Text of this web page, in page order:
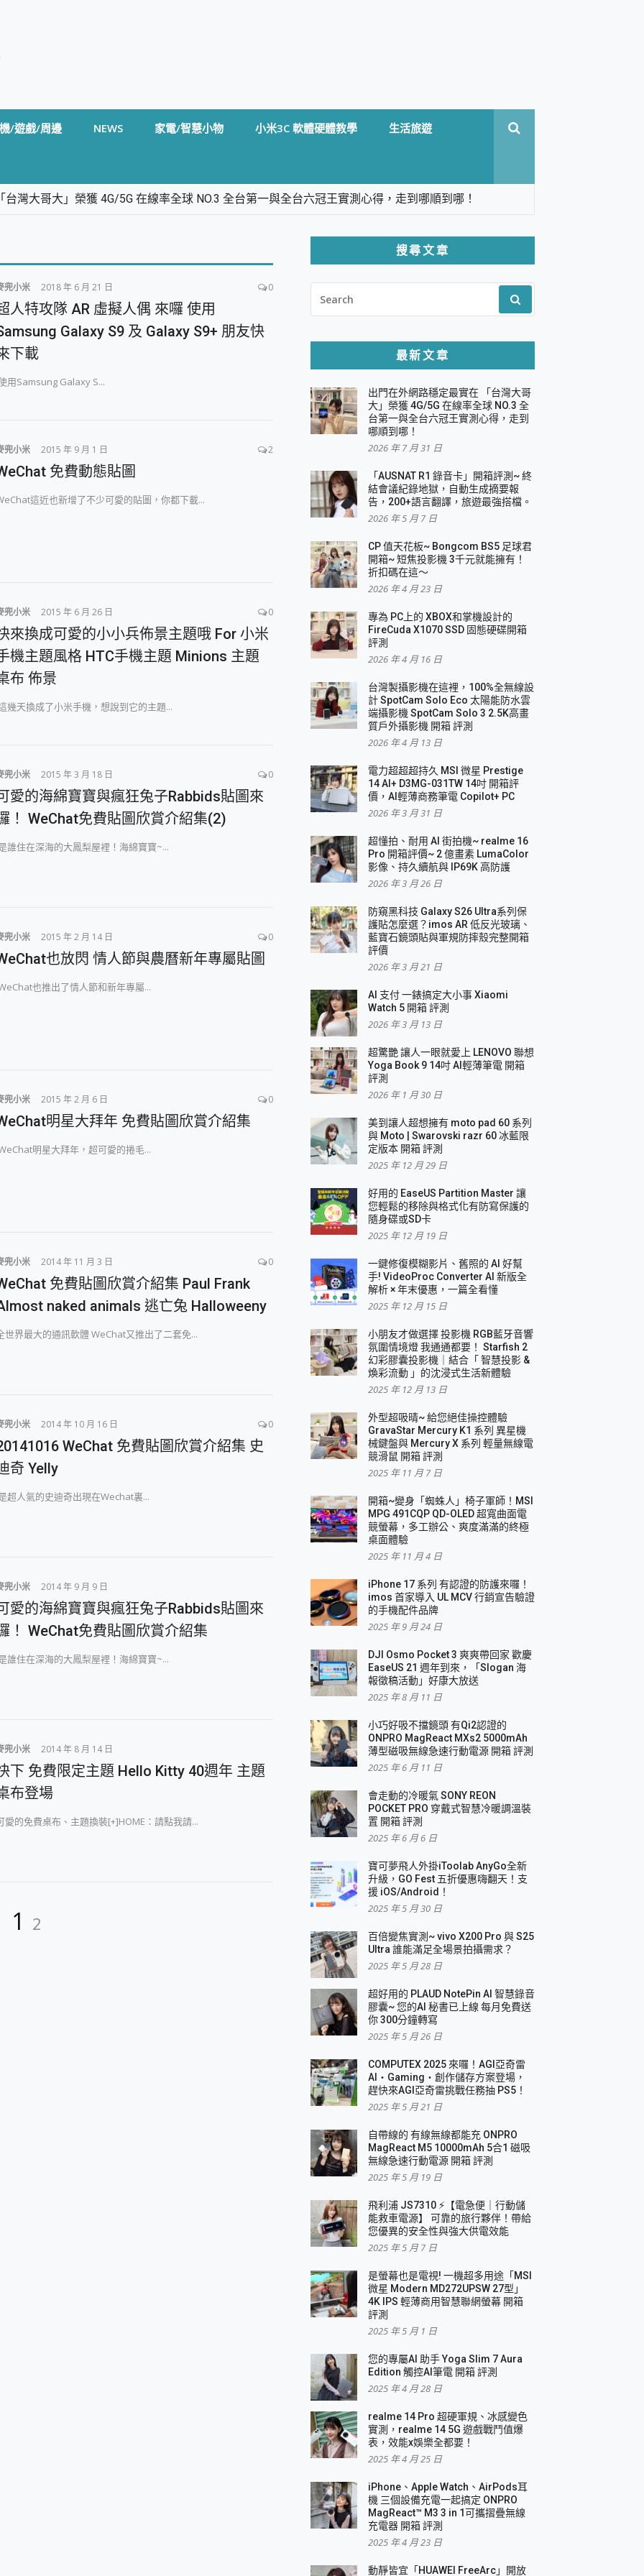
/遊戲/周邊 NEWS 家電/智慧小物 小米3C 軟體硬體教學 生活旅遊
灣大哥大」榮獲 4G/5G 在線率全球 NO.3 全台第一與全台六冠王實測心得，走到哪順到哪！
全無線設計 SpotCam Solo Eco 太陽能防水雲端攝影機 SpotCam Solo 3 2.5K高畫質戶外攝影機 開箱 評
14 AI+ D3MG-031TW 14吋 開箱評價，AI輕薄商務筆電 Copilot+ PC
16 Pro 開箱評價~ 2 億畫素 LumaColor 影像、持久續航與 IP69K 高防護
系列保護貼怎麼選？imos AR 低反光玻璃、藍寶石鏡頭貼與軍規防摔殼完整開箱評價
Watch 5 開箱 評測
聯想 Yoga Book 9 14吋 AI輕薄筆電 開箱 評測
60 系列 與 Moto | Swarovski razr 60 冰藍限定版本 開箱 評測
讓您輕鬆的移除與格式化有防寫保護的隨身碟或SD卡
好幫手! VideoProc Converter AI 新版全解析 × 年末優惠，一篇全看懂
藍牙音響 氛圍情境燈 我通通都要！ Starfish 2 幻彩膠囊投影機｜結合「 智慧投影 & 煥彩流動 」的沈浸
驗 GravaStar Mercury K1 系列 異星機械鍵盤與 Mercury X 系列 輕量無線電競滑鼠 開箱 評測
師！MSI MPG 491CQP QD-OLED 超寬曲面電競螢幕，多工辦公、爽度滿滿的終極桌面體驗
來囉！ imos 首家導入 UL MCV 行銷宣告驗證的手機配件品牌
家 歡慶 EaseUS 21 週年到來，「Slogan 海報徵稿活動」好康大放送
的 ONPRO MagReact MXs2 5000mAh薄型磁吸無線急速行動電源 開箱 評測
智慧錄音膠囊~ 您的AI 秘書已上線 每月免費送你 300分鐘轉寫
亞奇雷 AI・Gaming・創作儲存方案登場，趕快來AGI亞奇雷挑戰任務抽 PS5！
MagReact M5 10000mAh 5合1 磁吸無線急速行動電源 開箱 評測
行動儲能救車電源】 可靠的旅行夥伴！帶給您優異的安全性與強大供電效能
途「MSI微星 Modern MD272UPSW 27型」 4K IPS 輕薄商用智慧聯網螢幕 開箱 評測
Aura Edition 觸控AI筆電 開箱 評測
感變色實測，realme 14 5G 遊戲戰鬥值爆表，效能x娛樂全都要！
耳機 三個設備充電一起搞定 ONPRO MagReact™ M3 3 in 1可攜摺疊無線充電器 開箱 評測
」開放式耳掛耳機，無感配戴! 超穩超服貼，音質、通話也很優質
寬頻 SoundBox 劇院串流盒 開箱 評測
線上去聲器一鍵去除人聲 人聲 音樂分離 2024 消除人聲推薦
~~ iToolab AnyGo 魔物獵人 Now飛人 ios教學 不出門也可以到處走
一次充5個設備 充好充滿 CUKTECH 酷態科 300W 微型充電站 開箱 評測
這麼簡單 EaseUS Data Recovery Wizard Free 18.0.0 業界最好的資料救援軟體
深度的 Leica 影像旗艦手機! 加碼小旗艦 Xiaomi 14 開箱 評測
囉 完美保護 MSI Claw A1M-026TW 電競掌機
評測! 首搭蔡司光學鏡頭、攝影棚級柔光環、拍攝功能最好玩的美拍神機 vivo V30 Pro
超好用的隱磁支架 O-ONE MAG 最會吸的行動電源 開箱 評測
Limited Edition 限量版開賣，攜手味全龍進駐大巨蛋萬人盛典
兜小米 2018 年 6 月 21 日 0
人特攻隊 AR 虛擬人偶 來囉 使用
Galaxy S9 及 Galaxy S9+ 朋友快
下載
用Samsung Galaxy S...
兜小米 2015 年 9 月 1 日 2
免費動態貼圖
這近也新增了不少可愛的貼圖，你都下載...
兜小米 2015 年 6 月 26 日 0
來換成可愛的小小兵佈景主題哦 For 小米
機主題風格 HTC手機主題 Minions 主題
布 佈景
幾天換成了小米手機，想說到它的主題...
兜小米 2015 年 3 月 18 日 0
愛的海綿寶寶與瘋狂兔子Rabbids貼圖來
！ WeChat免費貼圖欣賞介紹集(2)
誰住在深海的大鳳梨屋裡！海綿寶寶~...
兜小米 2015 年 2 月 14 日 0
也放閃 情人節與農曆新年專屬貼圖
也推出了情人節和新年專屬...
兜小米 2015 年 2 月 6 日 0
明星大拜年 免費貼圖欣賞介紹集
明星大拜年，超可愛的捲毛...
兜小米 2014 年 11 月 3 日 0
免費貼圖欣賞介紹集 Paul Frank
naked animals 逃亡兔 Halloweeny
世界最大的通訊軟體 WeChat又推出了二套免...
兜小米 2014 年 10 月 16 日 0
WeChat 免費貼圖欣賞介紹集 史
奇 Yelly
超人氣的史迪奇出現在Wechat裏...
兜小米 2014 年 9 月 9 日
愛的海綿寶寶與瘋狂兔子Rabbids貼圖來
！ WeChat免費貼圖欣賞介紹集
誰住在深海的大鳳梨屋裡！海綿寶寶~...
兜小米 2014 年 8 月 14 日
下 免費限定主題 Hello Kitty 40週年 主題
布登場
愛的免費桌布、主題換裝[+]HOME：請點我請...
Page
1 Page
2
搜尋文章
FOR:
最新文章
出門在外網路穩定最實在 「台灣大哥
大」榮獲 4G/5G 在線率全球 NO.3 全
台第一與全台六冠王實測心得，走到
哪順到哪！
2026 年 7 月 31 日
「AUSNAT R1 錄音卡」開箱評測~ 終
結會議紀錄地獄，自動生成摘要報
告，200+語言翻譯，旅遊最強搭檔。
2026 年 5 月 7 日
CP 值天花板~ Bongcom BS5 足球君
開箱~ 短焦投影機 3千元就能擁有！
折扣碼在這～
2026 年 4 月 23 日
專為 PC上的 XBOX和掌機設計的
FireCuda X1070 SSD 固態硬碟開箱
評測
2026 年 4 月 16 日
台灣製攝影機在這裡，100%全無線設
計 SpotCam Solo Eco 太陽能防水雲
端攝影機 SpotCam Solo 3 2.5K高畫
質戶外攝影機 開箱 評測
2026 年 4 月 13 日
電力超超超持久 MSI 微星 Prestige
14 AI+ D3MG-031TW 14吋 開箱評
價，AI輕薄商務筆電 Copilot+ PC
2026 年 3 月 31 日
超懂拍、耐用 AI 街拍機~ realme 16
Pro 開箱評價~ 2 億畫素 LumaColor
影像、持久續航與 IP69K 高防護
2026 年 3 月 26 日
防窺黑科技 Galaxy S26 Ultra系列保
護貼怎麼選？imos AR 低反光玻璃、
藍寶石鏡頭貼與軍規防摔殼完整開箱
評價
2026 年 3 月 21 日
AI 支付 一錶搞定大小事 Xiaomi
Watch 5 開箱 評測
2026 年 3 月 13 日
超驚艷 讓人一眼就愛上 LENOVO 聯想
Yoga Book 9 14吋 AI輕薄筆電 開箱
評測
2026 年 1 月 30 日
美到讓人超想擁有 moto pad 60 系列
與 Moto | Swarovski razr 60 冰藍限
定版本 開箱 評測
2025 年 12 月 29 日
好用的 EaseUS Partition Master 讓
您輕鬆的移除與格式化有防寫保護的
隨身碟或SD卡
2025 年 12 月 19 日
一鍵修復模糊影片、舊照的 AI 好幫
手! VideoProc Converter AI 新版全
解析 × 年末優惠，一篇全看懂
2025 年 12 月 15 日
小朋友才做選擇 投影機 RGB藍牙音響
氛圍情境燈 我通通都要！ Starfish 2
幻彩膠囊投影機｜結合「 智慧投影 &
煥彩流動 」的沈浸式生活新體驗
2025 年 12 月 13 日
外型超吸晴~ 給您絕佳操控體驗
GravaStar Mercury K1 系列 異星機
械鍵盤與 Mercury X 系列 輕量無線電
競滑鼠 開箱 評測
2025 年 11 月 7 日
開箱~變身「蜘蛛人」椅子軍師！MSI
MPG 491CQP QD-OLED 超寬曲面電
競螢幕，多工辦公、爽度滿滿的終極
桌面體驗
2025 年 11 月 4 日
iPhone 17 系列 有認證的防護來囉！
imos 首家導入 UL MCV 行銷宣告驗證
的手機配件品牌
2025 年 9 月 24 日
DJI Osmo Pocket 3 爽爽帶回家 歡慶
EaseUS 21 週年到來，「Slogan 海
報徵稿活動」好康大放送
2025 年 8 月 11 日
小巧好吸不擋鏡頭 有Qi2認證的
ONPRO MagReact MXs2 5000mAh
薄型磁吸無線急速行動電源 開箱 評測
2025 年 6 月 11 日
會走動的冷暖氣 SONY REON
POCKET PRO 穿戴式智慧冷暖調溫裝
置 開箱 評測
2025 年 6 月 6 日
寶可夢飛人外掛iToolab AnyGo全新
升級，GO Fest 五折優惠嗨翻天！支
援 iOS/Android！
2025 年 5 月 30 日
百倍變焦實測~ vivo X200 Pro 與 S25
Ultra 誰能滿足全場景拍攝需求？
2025 年 5 月 28 日
超好用的 PLAUD NotePin AI 智慧錄音
膠囊~ 您的AI 秘書已上線 每月免費送
你 300分鐘轉寫
2025 年 5 月 26 日
COMPUTEX 2025 來囉！AGI亞奇雷
AI・Gaming・創作儲存方案登場，
趕快來AGI亞奇雷挑戰任務抽 PS5！
2025 年 5 月 21 日
自帶線的 有線無線都能充 ONPRO
MagReact M5 10000mAh 5合1 磁吸
無線急速行動電源 開箱 評測
2025 年 5 月 19 日
飛利浦 JS7310 ⚡【電急便｜行動儲
能救車電源】 可靠的旅行夥伴！帶給
您優異的安全性與強大供電效能
2025 年 5 月 7 日
是螢幕也是電視! 一機超多用途「MSI
微星 Modern MD272UPSW 27型」
4K IPS 輕薄商用智慧聯網螢幕 開箱
評測
2025 年 5 月 1 日
您的專屬AI 助手 Yoga Slim 7 Aura
Edition 觸控AI筆電 開箱 評測
2025 年 4 月 28 日
realme 14 Pro 超硬軍規、冰感變色
實測，realme 14 5G 遊戲戰鬥值爆
表，效能x娛樂全都要！
2025 年 4 月 25 日
iPhone、Apple Watch、AirPods耳
機 三個設備充電一起搞定 ONPRO
MagReact™ M3 3 in 1可攜摺疊無線
充電器 開箱 評測
2025 年 4 月 23 日
動靜皆宜「HUAWEI FreeArc」開放